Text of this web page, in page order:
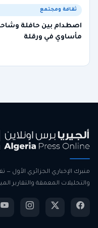
ثقافة ومجتمع
اصطدام بين حافلة
مأساوي في ورقلة
منبرك الإخباري الجزائري الأول —
والتحليلات المعمقة والتقارير